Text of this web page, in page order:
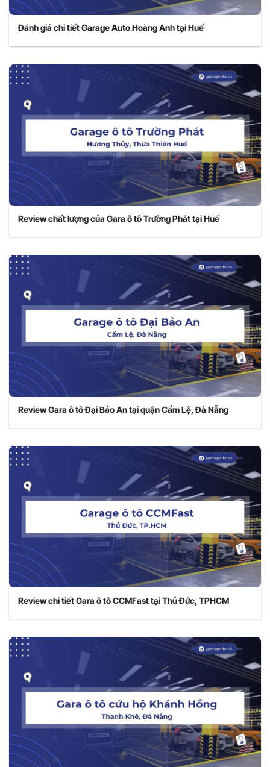
Đánh giá chi tiết Garage Auto Hoàng Anh tại Huế
Review chất lượng của Gara ô tô Trường Phát tại Huế
Review Gara ô tô Đại Bảo An tại quận Cẩm Lệ, Đà Nẵng
Review chi tiết Gara ô tô CCMFast tại Thủ Đức, TPHCM